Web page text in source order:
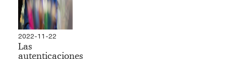
2022-11-22
Las
autenticaciones